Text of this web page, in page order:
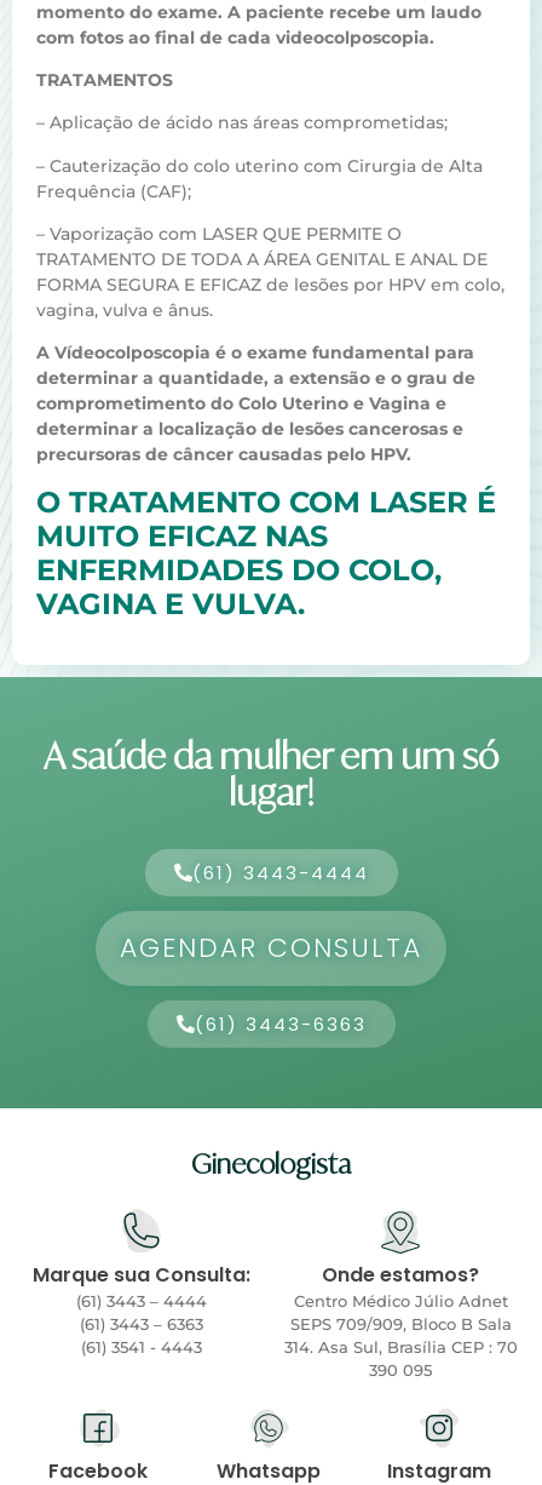
momento do exame. A paciente recebe um laudo
com fotos ao final de cada videocolposcopia.
TRATAMENTOS
– Aplicação de ácido nas áreas comprometidas;
– Cauterização do colo uterino com Cirurgia de Alta
Frequência (CAF);
– Vaporização com LASER QUE PERMITE O
TRATAMENTO DE TODA A ÁREA GENITAL E ANAL DE
FORMA SEGURA E EFICAZ de lesões por HPV em colo,
vagina, vulva e ânus.
A Vídeocolposcopia é o exame fundamental para
determinar a quantidade, a extensão e o grau de
comprometimento do Colo Uterino e Vagina e
determinar a localização de lesões cancerosas e
precursoras de câncer causadas pelo HPV.
O TRATAMENTO COM LASER É
MUITO EFICAZ NAS
ENFERMIDADES DO COLO,
VAGINA E VULVA.
A saúde da mulher em um só
lugar!
(61) 3443-4444
AGENDAR CONSULTA
(61) 3443-6363
Ginecologista
Marque sua Consulta:
(61) 3443 – 4444
(61) 3443 – 6363
(61) 3541 - 4443
Onde estamos?
Centro Médico Júlio Adnet
SEPS 709/909, Bloco B Sala
314. Asa Sul, Brasília CEP : 70
390 095
Facebook Whatsapp Instagram